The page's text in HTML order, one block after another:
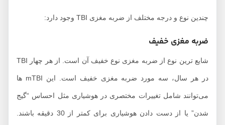
چندین نوع و درجه مختلف از ضربه مغزی TBI وجود دارد:
ضربه مغزی خفیف
شایع ترین نوع از ضربه مغزی نوع خفیف آن است. از هر چهار TBI
در هر سال، سه مورد ضربه مغزی خفیف است. این mTBI ها
می‌توانند شامل تغییرات مختصری در هوشیاری مثل احساس “گیج
شدن” یا از دست دادن هوشیاری برای کمتر از 30 دقیقه باشند.